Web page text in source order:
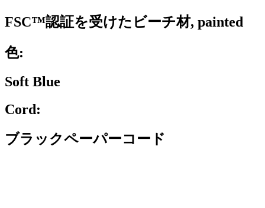
FSC™認証を受けたビーチ材, painted
色:
Soft Blue
Cord:
ブラックペーパーコード